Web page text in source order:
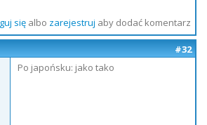
sięalbo zarejestruj aby dodać komentarz
#32
Po japońsku: jako tako